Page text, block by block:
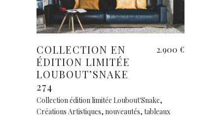
Ajouter au panier
COLLECTION EN
ÉDITION LIMITÉE
LOUBOUT’SNAKE
274
2.900 €
Collection édition limitée Loubout'Snake,
Créations Artistiques, nouveautés, tableaux